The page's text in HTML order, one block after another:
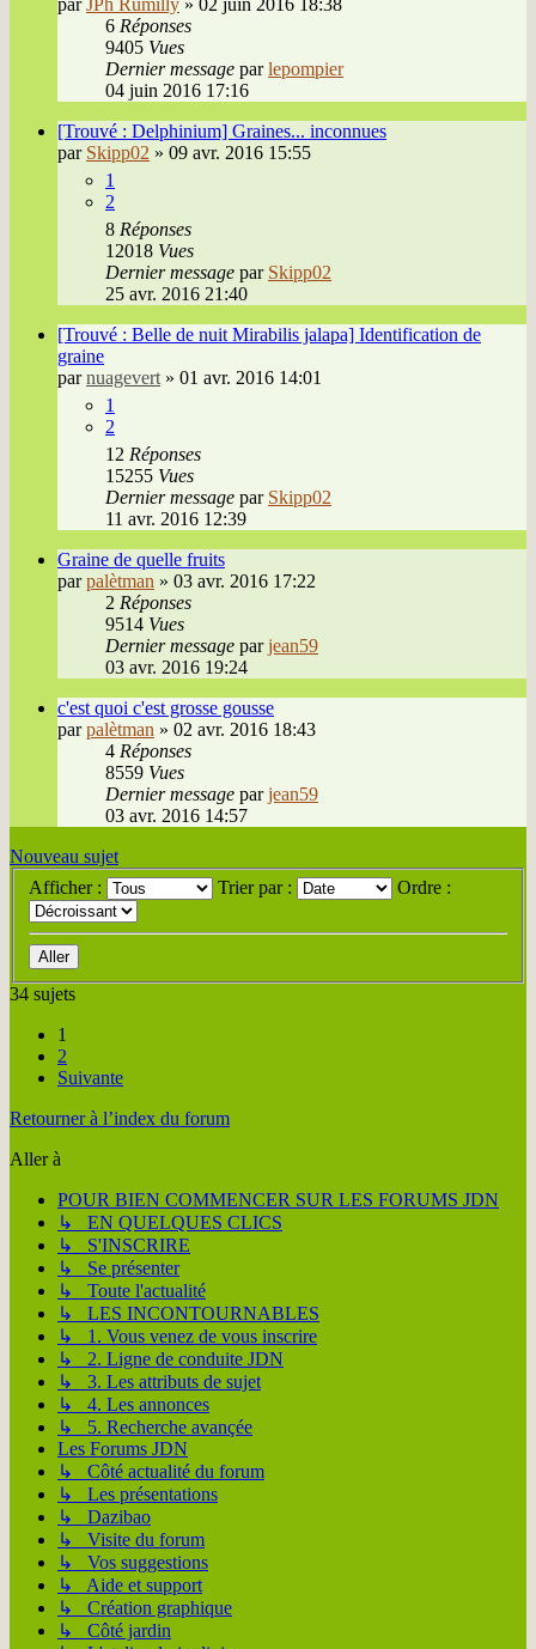
parJPh Rumilly » 02 juin 2016 18:38
6 Réponses
9405 Vues
Dernier message parlepompier
04 juin 2016 17:16
[Trouvé : Delphinium] Graines... inconnues
par Skipp02 » 09 avr. 2016 15:55
1
2
8 Réponses
12018 Vues
Dernier message par Skipp02
25 avr. 2016 21:40
[Trouvé : Belle de nuit Mirabilis jalapa] Identification de
graine
parnuagevert » 01 avr. 2016 14:01
1
2
12 Réponses
15255 Vues
Dernier message par Skipp02
11 avr. 2016 12:39
Graine de quelle fruits
parpalètman » 03 avr. 2016 17:22
2 Réponses
9514 Vues
Dernier message parjean59
03 avr. 2016 19:24
c'est quoi c'est grosse gousse
parpalètman » 02 avr. 2016 18:43
4 Réponses
8559 Vues
Dernier message parjean59
03 avr. 2016 14:57
Nouveau sujet
Afficher :
Trier par : Ordre :
34 sujets
1
2
Suivante
Retourner à l’index du forum
Aller à
POUR BIEN COMMENCER SUR LES FORUMS JDN
↳ EN QUELQUES CLICS
↳ S'INSCRIRE
↳ Se présenter
↳ Toute l'actualité
↳ LES INCONTOURNABLES
↳ 1. Vous venez de vous inscrire
↳ 2. Ligne de conduite JDN
↳ 3. Les attributs de sujet
↳ 4. Les annonces
↳ 5. Recherche avançée
Les Forums JDN
↳ Côté actualité du forum
↳ Les présentations
↳ Dazibao
↳ Visite du forum
↳ Vos suggestions
↳ Aide et support
↳ Création graphique
↳ Côté jardin